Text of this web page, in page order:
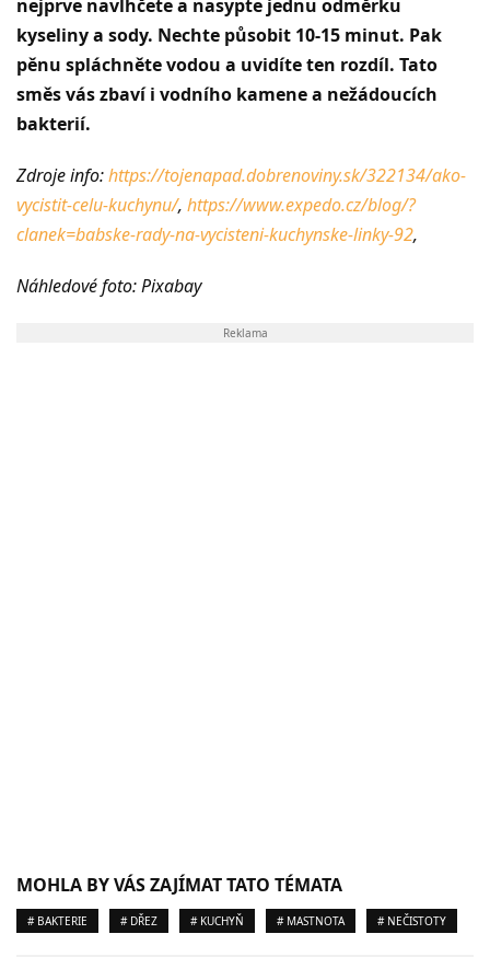
nejprve navlhčete a nasypte jednu odměrku
kyseliny a sody. Nechte působit 10-15 minut. Pak
pěnu spláchněte vodou a uvidíte ten rozdíl. Tato
směs vás zbaví i vodního kamene a nežádoucích
bakterií.
Zdroje info:https://tojenapad.dobrenoviny.sk/322134/ako-
vycistit-celu-kuchynu/, https://www.expedo.cz/blog/?
clanek=babske-rady-na-vycisteni-kuchynske-linky-92,
Náhledové foto: Pixabay
Reklama
MOHLA BY VÁS ZAJÍMAT TATO TÉMATA
# BAKTERIE # DŘEZ # KUCHYŇ # MASTNOTA # NEČISTOTY